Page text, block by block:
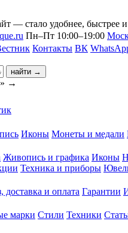
— стало удобнее, быстрее и
Пн–Пт 10:00–19:00
Контакты ВК
найти →
» →
Иконы Монеты и медали
Живопись и графика Иконы
Техника и приборы
доставка и оплата Гарантии
марки Стили Техники